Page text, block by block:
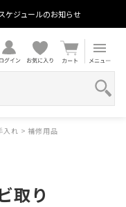
ケジュールのお知らせ
入れ > 補修用品
取り